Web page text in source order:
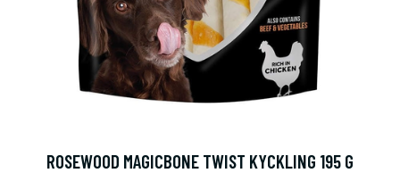
ROSEWOOD MAGICBONE TWIST KYCKLING 195 G